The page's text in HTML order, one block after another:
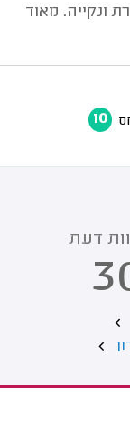
ונקייה. מאוד
10
דעת